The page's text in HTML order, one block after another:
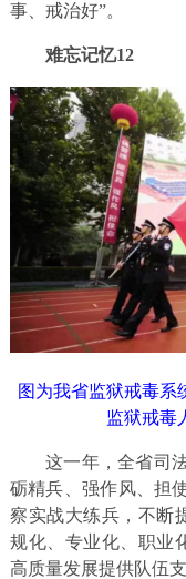
事、戒治好”。
难忘记忆12
图为我省监狱戒毒系
监狱戒毒
这一年，全省司
砺精兵、强作风、担
察实战大练兵，不断
规化、专业化、职业
高质量发展提供队伍